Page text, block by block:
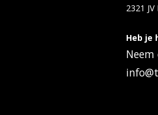
2321 JV
Heb je